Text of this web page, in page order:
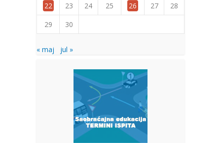
22
23 24 25 26 27
28
29
30
« maj jul »